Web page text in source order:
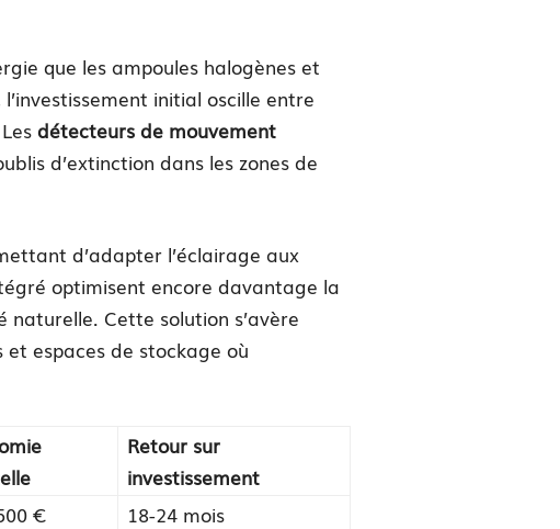
que les ampoules halogènes et
initial oscille entre
détecteurs de mouvement
d’extinction dans les zones de
d’adapter l’éclairage aux
optimisent encore davantage la
Cette solution s’avère
espaces de stockage où
Retour sur
investissement
€
18-24 mois